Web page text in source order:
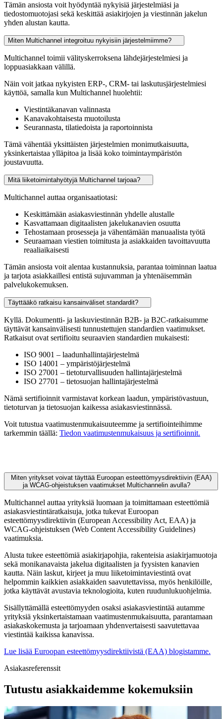
Tämän ansiosta voit hyödyntää nykyisiä järjestelmiäsi ja
tiedostomuotojasi sekä keskittää asiakirjojen ja viestinnän jakelun
yhden alustan kautta.
Miten Multichannel integroituu nykyisiin järjestelmiimme?
Multichannel toimii välityskerroksena lähdejärjestelmiesi ja
loppuasiakkaan välillä.
Näin voit jatkaa nykyisten ERP-, CRM- tai laskutusjärjestelmiesi
käyttöä, samalla kun Multichannel huolehtii:
Viestintäkanavan valinnasta
Kanavakohtaisesta muotoilusta
Seurannasta, tilatiedoista ja raportoinnista
Tämä vähentää yksittäisten järjestelmien monimutkaisuutta,
yksinkertaistaa ylläpitoa ja lisää koko toimintaympäristön
joustavuutta.
Mitä liiketoimintahyötyjä Multichannel tarjoaa?
Multichannel auttaa organisaatiotasi:
Keskittämään asiakasviestinnän yhdelle alustalle
Kasvattamaan digitaalisten jakelukanavien osuutta
Tehostamaan prosesseja ja vähentämään manuaalista työtä
Seuraamaan viestien toimitusta ja asiakkaiden tavoittavuutta
reaaliaikaisesti
Tämän ansiosta voit alentaa kustannuksia, parantaa toiminnan laatua
ja tarjota asiakkaillesi entistä sujuvamman ja yhtenäisemmän
palvelukokemuksen.
Täyttääkö ratkaisu kansainväliset standardit?
Kyllä. Dokumentti- ja laskuviestinnän B2B- ja B2C-ratkaisumme
täyttävät kansainvälisesti tunnustettujen standardien vaatimukset.
Ratkaisut ovat sertifioitu seuraavien standardien mukaisesti:
ISO 9001 – laadunhallintajärjestelmä
ISO 14001 – ympäristöjärjestelmä
ISO 27001 – tietoturvallisuuden hallintajärjestelmä
ISO 27701 – tietosuojan hallintajärjestelmä
Nämä sertifioinnit varmistavat korkean laadun, ympäristövastuun,
tietoturvan ja tietosuojan kaikessa asiakasviestinnässä.
Voit tutustua vaatimustenmukaisuuteemme ja sertifiointeihimme
tarkemmin täällä: Tiedon vaatimustenmukaisuus ja sertifioinnit.
Miten yritykset voivat täyttää Euroopan esteettömyysdirektiivin (EAA)
ja WCAG-ohjeistuksen vaatimukset Multichannelin avulla?
Multichannel auttaa yrityksiä luomaan ja toimittamaan esteettömiä
asiakasviestintäratkaisuja, jotka tukevat Euroopan
esteettömyysdirektiivin (European Accessibility Act, EAA) ja
WCAG-ohjeistuksen (Web Content Accessibility Guidelines)
vaatimuksia.
Alusta tukee esteettömiä asiakirjapohjia, rakenteisia asiakirjamuotoja
sekä monikanavaista jakelua digitaalisten ja fyysisten kanavien
kautta. Näin laskut, kirjeet ja muu liiketoimintaviestintä ovat
helpommin kaikkien asiakkaiden saavutettavissa, myös henkilöille,
jotka käyttävät avustavia teknologioita, kuten ruudunlukuohjelmia.
Sisällyttämällä esteettömyyden osaksi asiakasviestintää autamme
yrityksiä yksinkertaistamaan vaatimustenmukaisuutta, parantamaan
asiakaskokemusta ja tarjoamaan yhdenvertaisesti saavutettavaa
viestintää kaikissa kanavissa.
Lue lisää Euroopan esteettömyysdirektiivistä (EAA) blogistamme.
Asiakasreferenssit
Tutustu asiakkaidemme kokemuksiin